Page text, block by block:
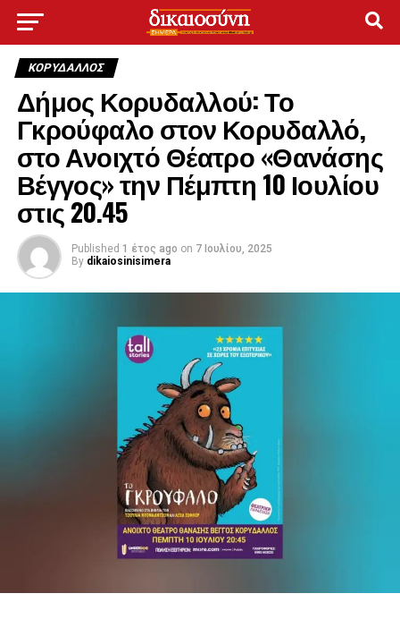
ΚΟΡΥΔΑΛΛΟΣ
Δήμος Κορυδαλλού: Το
Γκρούφαλο στον Κορυδαλλό,
στο Ανοιχτό Θέατρο «Θανάσης
Βέγγος» την Πέμπτη 10 Ιουλίου
στις 20.45
Published 1 έτος ago on 7 Ιουλίου, 2025
By dikaiosinisimera